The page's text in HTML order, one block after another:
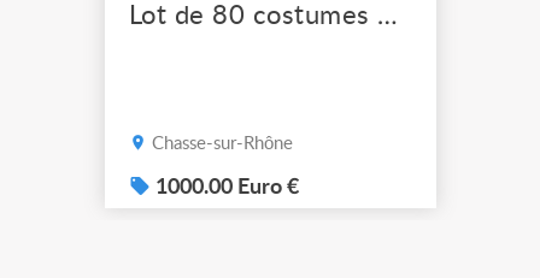
Lot de 80 costumes de scène pro
Chasse-sur-Rhône
1000.00 Euro €